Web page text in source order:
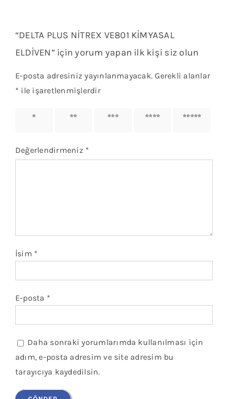
“DELTA PLUS NİTREX VE801 KİMYASAL
ELDİVEN” için yorum yapan ilk kişi siz olun
E-posta adresiniz yayınlanmayacak. Gerekli alanlar
* ile işaretlenmişlerdir
2/5
3/5
4/5
5/5
Değerlendirmeniz *
İsim *
E-posta *
Daha sonraki yorumlarımda kullanılması için
adım, e-posta adresim ve site adresim bu
tarayıcıya kaydedilsin.